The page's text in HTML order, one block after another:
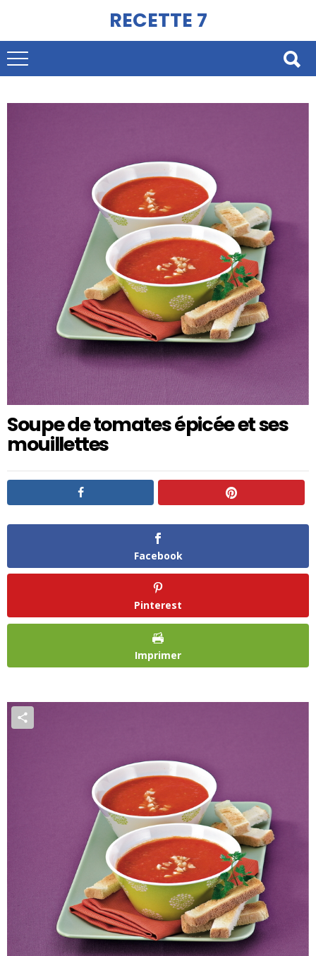
RECETTE 7
Soupe de tomates épicée et ses
mouillettes
Facebook
Pinterest
Imprimer